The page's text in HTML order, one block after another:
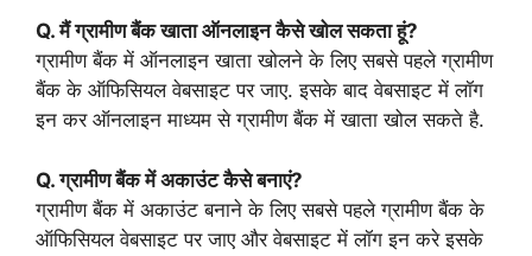
Q. मैं ग्रामीण बैंक खाता ऑनलाइन कैसे खोल सकता हूं?
ग्रामीण बैंक में ऑनलाइन खाता खोलने के लिए सबसे पहले ग्रामीण
बैंक के ऑफिसियल वेबसाइट पर जाए. इसके बाद वेबसाइट में लॉग
इन कर ऑनलाइन माध्यम से ग्रामीण बैंक में खाता खोल सकते है.
Q. ग्रामीण बैंक में अकाउंट कैसे बनाएं?
ग्रामीण बैंक में अकाउंट बनाने के लिए सबसे पहले ग्रामीण बैंक के
ऑफिसियल वेबसाइट पर जाए और वेबसाइट में लॉग इन करे इसके